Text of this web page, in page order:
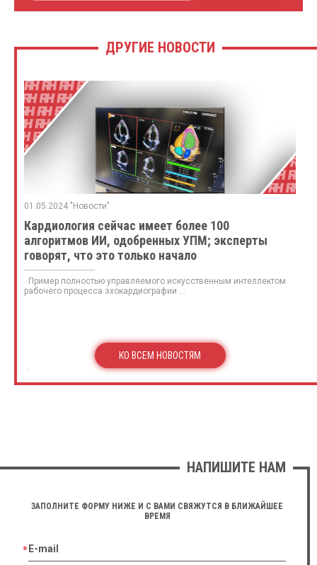
ДРУГИЕ НОВОСТИ
01.05.2024 "Новости"
Кардиология сейчас имеет более 100
алгоритмов ИИ, одобренных УПМ; эксперты
говорят, что это только начало
Пример полностью управляемого искусственным интеллектом
рабочего процесса эхокардиографии ...
КО ВСЕМ НОВОСТЯМ
НАПИШИТЕ НАМ
ЗАПОЛНИТЕ ФОРМУ НИЖЕ И С ВАМИ СВЯЖУТСЯ В БЛИЖАЙШЕЕ
ВРЕМЯ
E-mail